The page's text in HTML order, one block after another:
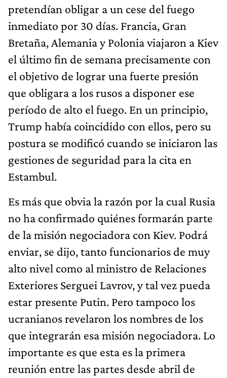
pretendían obligar a un cese del fuego
inmediato por 30 días. Francia, Gran
Bretaña, Alemania y Polonia viajaron a Kiev
el último fin de semana precisamente con
el objetivo de lograr una fuerte presión
que obligara a los rusos a disponer ese
período de alto el fuego. En un principio,
Trump había coincidido con ellos, pero su
postura se modificó cuando se iniciaron las
gestiones de seguridad para la cita en
Estambul.
Es más que obvia la razón por la cual Rusia
no ha confirmado quiénes formarán parte
de la misión negociadora con Kiev. Podrá
enviar, se dijo, tanto funcionarios de muy
alto nivel como al ministro de Relaciones
Exteriores Serguei Lavrov, y tal vez pueda
estar presente Putin. Pero tampoco los
ucranianos revelaron los nombres de los
que integrarán esa misión negociadora. Lo
importante es que esta es la primera
reunión entre las partes desde abril de